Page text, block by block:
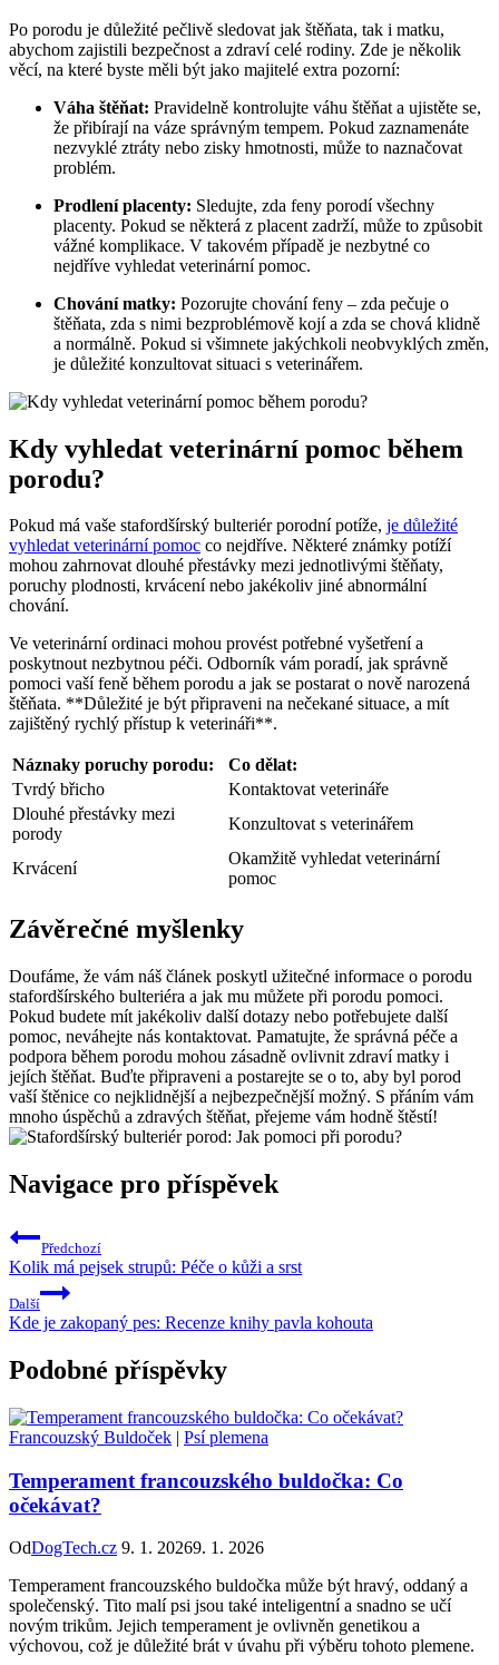
Po porodu je důležité pečlivě sledovat jak štěňata, tak i matku,
abychom zajistili bezpečnost a zdraví celé rodiny. Zde je několik
věcí, na které byste měli být jako majitelé extra pozorní:
Váha štěňat: Pravidelně kontrolujte váhu štěňat a ujistěte se,
že přibírají na váze správným tempem. Pokud zaznamenáte
nezvyklé ztráty nebo zisky hmotnosti, může to naznačovat
problém.
Prodlení placenty: Sledujte, zda feny porodí všechny
placenty. Pokud se některá z placent zadrží, může to způsobit
vážné komplikace. V takovém případě je nezbytné co
nejdříve vyhledat veterinární pomoc.
Chování matky: Pozorujte chování feny – zda pečuje o
štěňata, zda s nimi bezproblémově kojí a zda se chová klidně
a normálně. Pokud si všimnete jakýchkoli neobvyklých změn,
je důležité konzultovat situaci s veterinářem.
Kdy vyhledat veterinární pomoc během
porodu?
Pokud má vaše stafordšírský bulteriér porodní potíže, je důležité
vyhledat veterinární pomoc co nejdříve. Některé známky potíží
mohou zahrnovat dlouhé přestávky mezi jednotlivými štěňaty,
poruchy plodnosti, krvácení nebo jakékoliv jiné abnormální
chování.
Ve veterinární ordinaci mohou provést potřebné vyšetření a
poskytnout nezbytnou péči. Odborník vám poradí, jak správně
pomoci vaší feně během porodu a jak se postarat o nově narozená
štěňata. **Důležité je být připraveni na nečekané situace, a mít
zajištěný rychlý přístup k veterináři**.
Náznaky poruchy porodu:
Co dělat:
Tvrdý břicho
Kontaktovat veterináře
Dlouhé přestávky mezi
porody
Konzultovat s veterinářem
Krvácení
Okamžitě vyhledat veterinární
pomoc
Závěrečné myšlenky
Doufáme, že vám náš článek poskytl užitečné informace o porodu
stafordšírského bulteriéra a jak mu můžete při porodu pomoci.
Pokud budete mít jakékoliv další dotazy nebo potřebujete další
pomoc, neváhejte nás kontaktovat. Pamatujte, že správná péče a
podpora během porodu mohou zásadně ovlivnit zdraví matky i
jejích štěňat. Buďte připraveni a postarejte se o to, aby byl porod
vaší štěnice co nejklidnější a nejbezpečnější možný. S přáním vám
mnoho úspěchů a zdravých štěňat, přejeme vám hodně štěstí!
Navigace pro příspěvek
Předchozí
Kolik má pejsek strupů: Péče o kůži a srst
Další
Kde je zakopaný pes: Recenze knihy pavla kohouta
Podobné příspěvky
Francouzský Buldoček | Psí plemena
Temperament francouzského buldočka: Co
očekávat?
OdDogTech.cz 9. 1. 20269. 1. 2026
Temperament francouzského buldočka může být hravý, oddaný a
společenský. Tito malí psi jsou také inteligentní a snadno se učí
novým trikům. Jejich temperament je ovlivněn genetikou a
výchovou, což je důležité brát v úvahu při výběru tohoto plemene.